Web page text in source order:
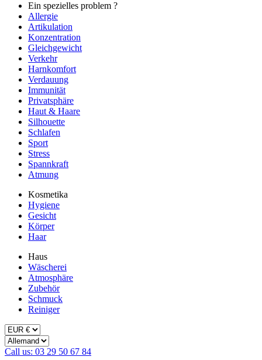
Ein spezielles problem ?
Allergie
Artikulation
Konzentration
Gleichgewicht
Verkehr
Harnkomfort
Verdauung
Immunität
Privatsphäre
Haut & Haare
Silhouette
Schlafen
Sport
Stress
Spannkraft
Atmung
Kosmetika
Hygiene
Gesicht
Körper
Haar
Haus
Wäscherei
Atmosphäre
Zubehör
Schmuck
Reiniger
Call us: 03 29 50 67 84